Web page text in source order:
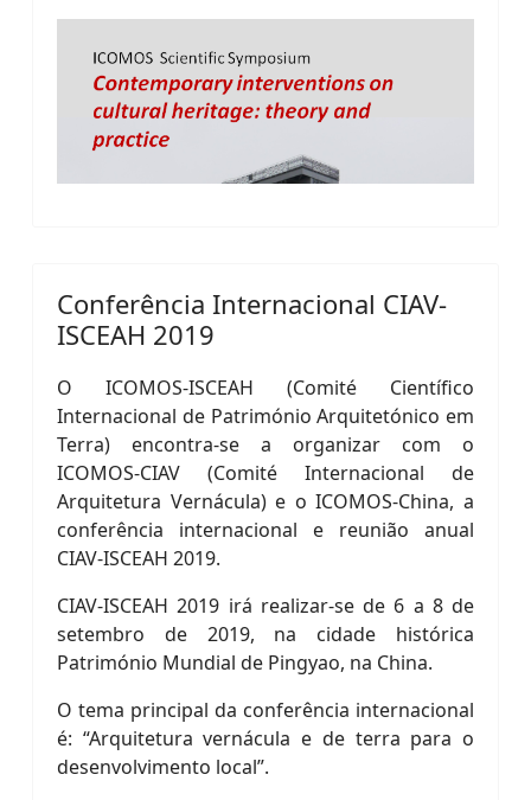
Conferência Internacional CIAV-
ISCEAH 2019
O ICOMOS-ISCEAH (Comité Científico
Internacional de Património Arquitetónico em
Terra) encontra-se a organizar com o
ICOMOS-CIAV (Comité Internacional de
Arquitetura Vernácula) e o ICOMOS-China, a
conferência internacional e reunião anual
CIAV-ISCEAH 2019.
CIAV-ISCEAH 2019 irá realizar-se de 6 a 8 de
setembro de 2019, na cidade histórica
Património Mundial de Pingyao, na China.
O tema principal da conferência internacional
é: “Arquitetura vernácula e de terra para o
desenvolvimento local”.